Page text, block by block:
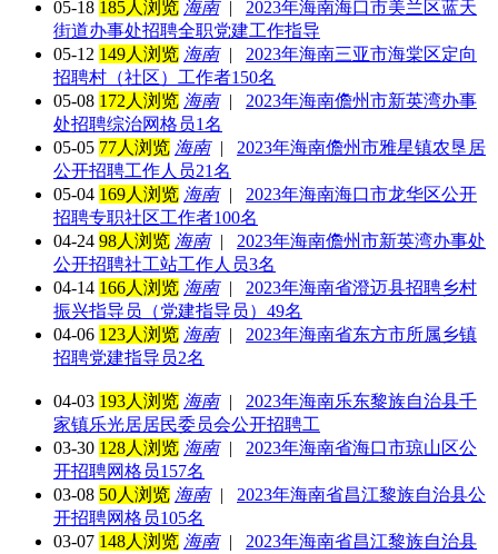
05-18 185人浏览 海南|
2023年海南海口市美兰区蓝天
街道办事处招聘全职党建工作指导
05-12 149人浏览 海南|
2023年海南三亚市海棠区定向
招聘村（社区）工作者150名
05-08 172人浏览 海南|
2023年海南儋州市新英湾办事
处招聘综治网格员1名
05-05 77人浏览 海南|
2023年海南儋州市雅星镇农垦居
公开招聘工作人员21名
05-04 169人浏览 海南|
2023年海南海口市龙华区公开
招聘专职社区工作者100名
04-24 98人浏览 海南|
2023年海南儋州市新英湾办事处
公开招聘社工站工作人员3名
04-14 166人浏览 海南|
2023年海南省澄迈县招聘乡村
振兴指导员（党建指导员）49名
04-06 123人浏览 海南|
2023年海南省东方市所属乡镇
招聘党建指导员2名
04-03 193人浏览 海南|
2023年海南乐东黎族自治县千
家镇乐光居居民委员会公开招聘工
03-30 128人浏览 海南|
2023年海南省海口市琼山区公
开招聘网格员157名
03-08 50人浏览 海南|
2023年海南省昌江黎族自治县公
开招聘网格员105名
03-07 148人浏览 海南|
2023年海南省昌江黎族自治县